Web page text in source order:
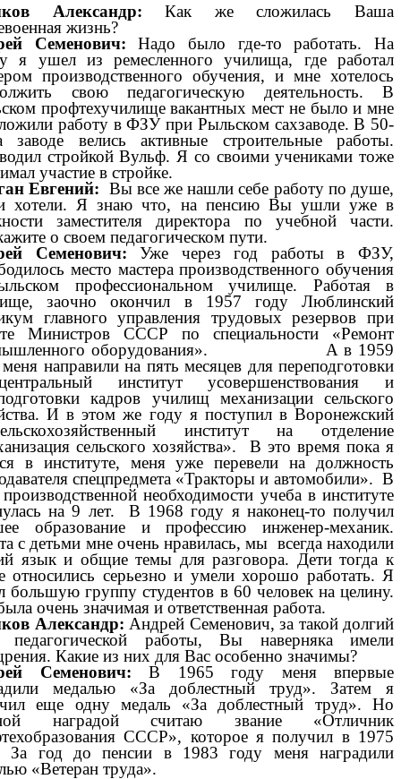
Александр:Как же сложилась Ваша
жизнь?
Семенович:
Надо было где-то работать. На
я ушел из ремесленного училища, где работал
производственного обучения, и мне хотелось
свою педагогическую деятельность. В
профтехучилище вакантных мест не было и мне
работу в ФЗУ при Рыльском сахзаводе. В 50-
велись активные строительные работы.
стройкой Вульф. Я со своими учениками тоже
участие в стройке.
Евгений: Вы все же нашли себе работу по душе,
хотели. Я знаю что, на пенсию Вы ушли уже в
заместителя директора по учебной части.
о своем педагогическом пути.
Семенович:
Уже через год работы в ФЗУ,
место мастера производственного обучения
профессиональном училище. Работая в
заочно окончил в 1957 году Люблинский
главного управления трудовых резервов при
Министров СССР по специальности «Ремонт
оборудования». А в 1959
направили на пять месяцев для переподготовки
институт усовершенствования и
кадров училищ механизации сельского
И в этом же году я поступил в Воронежский
институт на отделение
сельского хозяйства». В это время пока я
в институте, меня уже перевели на должность
спецпредмета «Тракторы и автомобили». В
необходимости учеба в институте
на 9 лет. В 1968 году я наконец-то получил
образование и профессию инженер-механик.
с детьми мне очень нравилась, мы всегда находили
язык и общие темы для разговора. Дети тогда к
относились серьезно и умели хорошо работать. Я
большую группу студентов в 60 человек на целину.
очень значимая и ответственная работа.
Александр: Андрей Семенович, за такой долгий
педагогической работы, Вы наверняка имели
Какие из них для Вас особенно значимы?
Семенович: В 1965 году меня впервые
медалью «За доблестный труд». Затем я
еще одну медаль «За доблестный труд». Но
наградой считаю звание «Отличник
СССР», которое я получил в 1975
За год до пенсии в 1983 году меня наградили
«Ветеран труда».